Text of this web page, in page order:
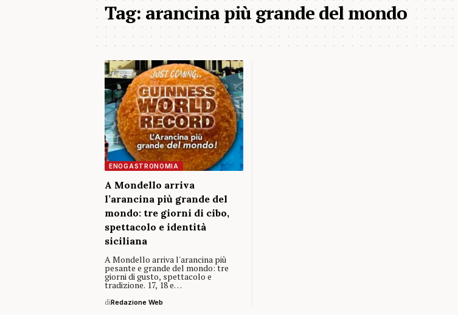
Tag:arancina più grande del mondo
ENOGASTRONOMIA
A Mondello arriva
l’arancina più grande del
mondo: tre giorni di cibo,
spettacolo e identità
siciliana
A Mondello arriva l'arancina più
pesante e grande del mondo: tre
giorni di gusto, spettacolo e
tradizione. 17, 18 e…
diRedazione Web